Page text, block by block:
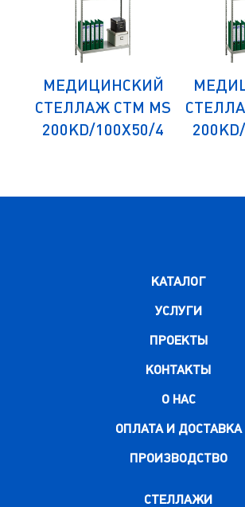
МЕДИЦИНСКИЙ
СТЕЛЛАЖ СТМ MS
200KD/100Х50/4
КАТАЛОГ
УСЛУГИ
ПРОЕКТЫ
КОНТАКТЫ
О НАС
ОПЛАТА И ДОСТАВКА
ПРОИЗВОДСТВО
СТЕЛЛАЖИ